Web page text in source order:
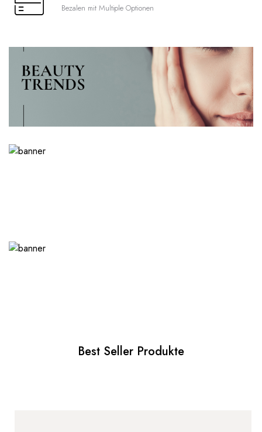
Bezalen mit Multiple Optionen
Best Seller Produkte